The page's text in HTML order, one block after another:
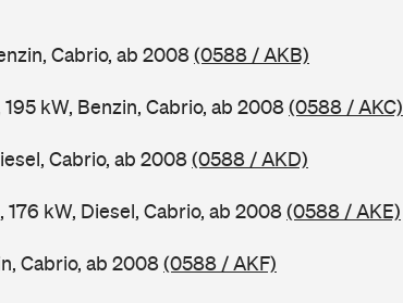
Cabrio, ab 2008(0588 / AKB)
kW, Benzin, Cabrio, ab 2008(0588 / AKC)
Cabrio, ab 2008(0588 / AKD)
176 kW, Diesel, Cabrio, ab 2008(0588 / AKE)
Cabrio, ab 2008(0588 / AKF)